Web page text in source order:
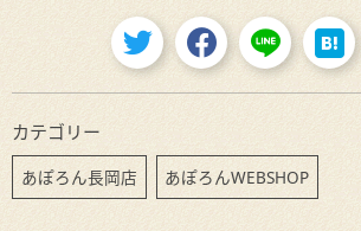
カテゴリー
あぽろん長岡店 あぽろんWEBSHOP